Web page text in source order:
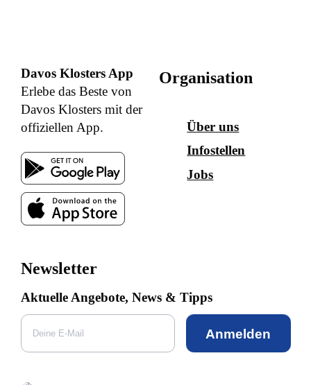
Davos Klosters App
Erlebe das Beste von
Davos Klosters mit der
offiziellen App.
Organisation
Über uns
Infostellen
Jobs
Newsletter
Aktuelle Angebote, News & Tipps
Anmelden